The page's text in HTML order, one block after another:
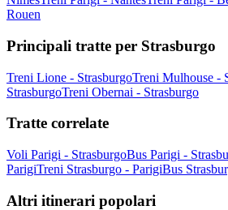
Rouen
Principali tratte per Strasburgo
Treni Lione - StrasburgoTreni Mulhouse -
StrasburgoTreni Obernai - Strasburgo
Tratte correlate
Voli Parigi - StrasburgoBus Parigi -
ParigiTreni Strasburgo - ParigiBus
Altri itinerari popolari